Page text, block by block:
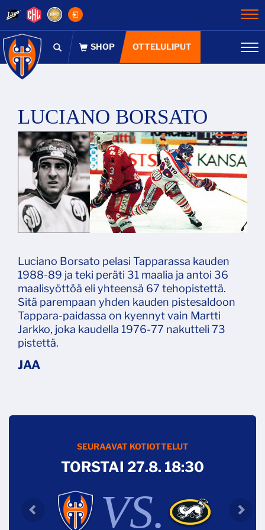
OTTELULIPUT
LUCIANO BORSATO
Luciano Borsato pelasi Tapparassa kauden
1988-89 ja teki peräti 31 maalia ja antoi 36
maalisyöttöä eli yhteensä 67 tehopistettä.
Sitä parempaan yhden kauden pistesaldoon
Tappara-paidassa on kyennyt vain Martti
Jarkko, joka kaudella 1976-77 nakutteli 73
pistettä.
SEURAAVAT KOTIOTTELUT
TORSTAI 27.8. 18:30
VS.